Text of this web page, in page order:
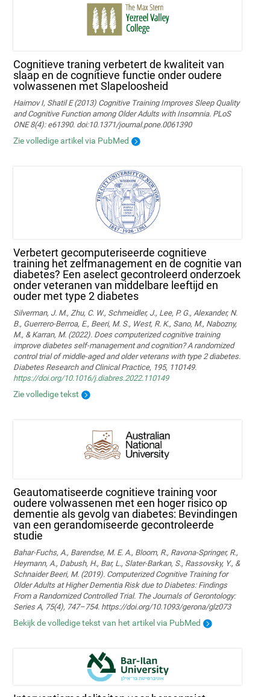
Cognitieve traning verbetert de kwaliteit van
slaap en de cognitieve functie onder oudere
volwassenen met Slapeloosheid
Haimov I, Shatil E (2013) Cognitive Training Improves Sleep Quality
and Cognitive Function among Older Adults with Insomnia. PLoS
ONE 8(4): e61390. doi:10.1371/journal.pone.0061390
Zie volledige artikel via PubMed
Verbetert gecomputeriseerde cognitieve
training het zelfmanagement en de cognitie van
diabetes? Een aselect gecontroleerd onderzoek
onder veteranen van middelbare leeftijd en
ouder met type 2 diabetes
Silverman, J. M., Zhu, C. W., Schmeidler, J., Lee, P. G., Alexander, N.
B., Guerrero-Berroa, E., Beeri, M. S., West, R. K., Sano, M., Nabozny,
M., & Karran, M. (2022). Does computerized cognitive training
improve diabetes self-management and cognition? A randomized
control trial of middle-aged and older veterans with type 2 diabetes.
Diabetes Research and Clinical Practice, 195, 110149.
https://doi.org/10.1016/j.diabres.2022.110149
Zie volledige tekst
Geautomatiseerde cognitieve training voor
oudere volwassenen met een hoger risico op
dementie als gevolg van diabetes: Bevindingen
van een gerandomiseerde gecontroleerde
studie
Bahar-Fuchs, A., Barendse, M. E. A., Bloom, R., Ravona-Springer, R.,
Heymann, A., Dabush, H., Bar, L., Slater-Barkan, S., Rassovsky, Y., &
Schnaider Beeri, M. (2019). Computerized Cognitive Training for
Older Adults at Higher Dementia Risk due to Diabetes: Findings
From a Randomized Controlled Trial. The Journals of Gerontology:
Series A, 75(4), 747–754. https://doi.org/10.1093/gerona/glz073
Bekijk de volledige tekst van het artikel via PubMed